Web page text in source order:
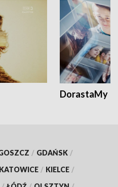
DorastaMy
/ GDAŃSK /
KATOWICE / KIELCE /